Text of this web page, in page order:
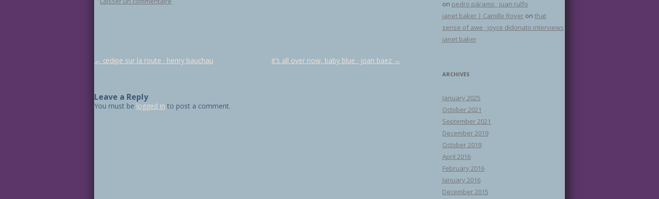
Post navigation
← œdipe sur la route · henry bauchau it’s all over now, baby blue · joan baez →
Leave a Reply
You must be logged in to post a comment.
on pedro páramo · juan rulfo
janet baker | Camille Royer on that
sense of awe · joyce didonato interviews
janet baker
ARCHIVES
January 2025
October 2021
September 2021
December 2019
October 2019
April 2016
February 2016
January 2016
December 2015